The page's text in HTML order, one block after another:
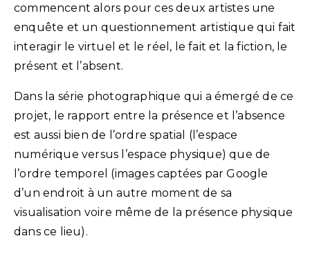
commencent alors pour ces deux artistes une
enquête et un questionnement artistique qui fait
interagir le virtuel et le réel, le fait et la fiction, le
présent et l’absent.
Dans la série photographique qui a émergé de ce
projet, le rapport entre la présence et l’absence
est aussi bien de l’ordre spatial (l’espace
numérique versus l’espace physique) que de
l’ordre temporel (images captées par Google
d’un endroit à un autre moment de sa
visualisation voire même de la présence physique
dans ce lieu).